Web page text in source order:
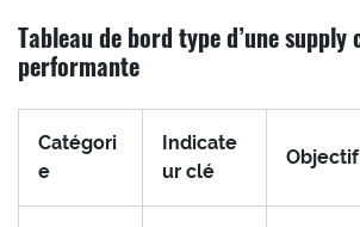
Tableau de bord type d’une supply
performante
Catégori
e
Indicate
ur clé
Objectif